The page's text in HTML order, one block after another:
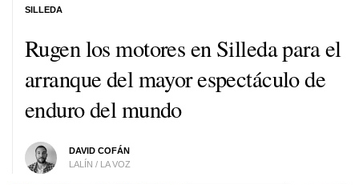
Rugen los motores en Silleda para el
arranque del mayor espectáculo de
enduro del mundo
DAVID COFÁN
LALÍN / LA VOZ
SILLEDA